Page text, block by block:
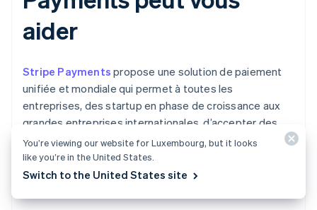
aider
Stripe Payments propose une solution de paiement
unifiée et mondiale qui permet à toutes les
entreprises, des startup en phase de croissance aux
grandes entreprises internationales, d’accepter des
paiements en ligne, en personne et partout dans le
monde.
You’re viewing our website for Luxembourg, but it looks
like you’re in the United States.
Switch to the United States site